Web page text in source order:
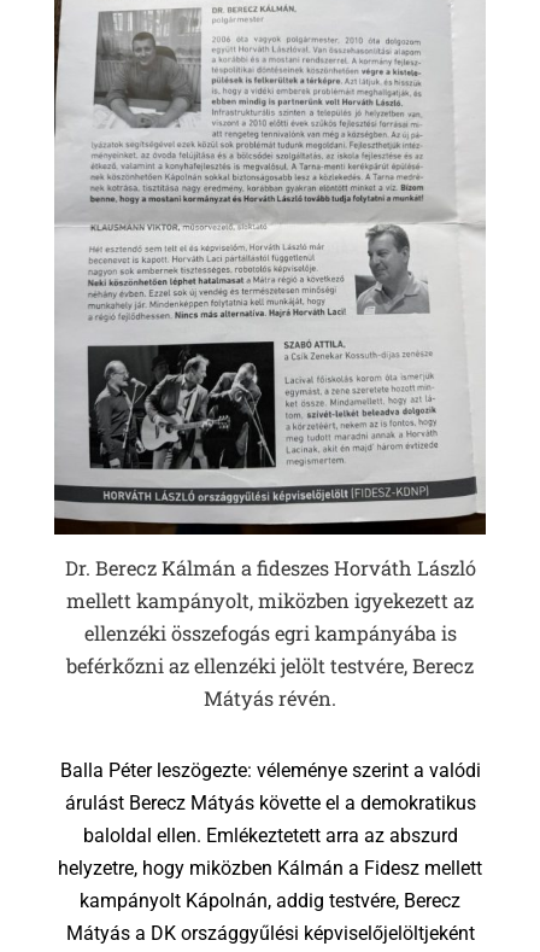
Dr. Berecz Kálmán a fideszes Horváth László
mellett kampányolt, miközben igyekezett az
ellenzéki összefogás egri kampányába is
beférkőzni az ellenzéki jelölt testvére, Berecz
Mátyás révén.
Balla Péter leszögezte: véleménye szerint a valódi
árulást Berecz Mátyás követte el a demokratikus
baloldal ellen. Emlékeztetett arra az abszurd
helyzetre, hogy miközben Kálmán a Fidesz mellett
kampányolt Kápolnán, addig testvére, Berecz
Mátyás a DK országgyűlési képviselőjelöltjeként